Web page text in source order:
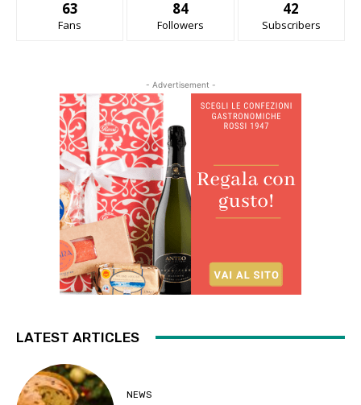
63
Fans
84
Followers
42
Subscribers
- Advertisement -
LATEST ARTICLES
NEWS